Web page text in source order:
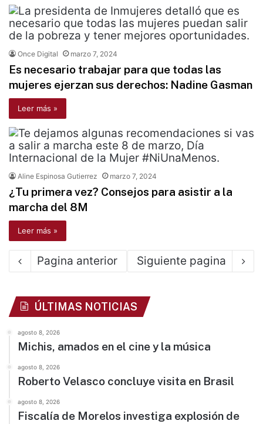
Once Digital marzo 7, 2024
Es necesario trabajar para que todas las
mujeres ejerzan sus derechos: Nadine Gasman
Leer más »
Aline Espinosa Gutierrez marzo 7, 2024
¿Tu primera vez? Consejos para asistir a la
marcha del 8M
Leer más »
Pagina anterior Siguiente pagina
ÚLTIMAS NOTICIAS
agosto 8, 2026
Michis, amados en el cine y la música
agosto 8, 2026
Roberto Velasco concluye visita en Brasil
agosto 8, 2026
Fiscalía de Morelos investiga explosión de